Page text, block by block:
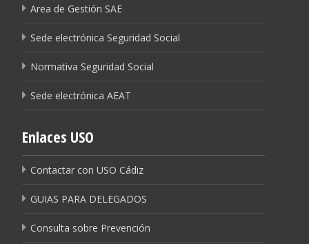
Area de Gestión SAE
Sede electrónica Seguridad Social
Normativa Seguridad Social
Sede electrónica AEAT
Enlaces USO
Contactar con USO Cádiz
GUIAS PARA DELEGADOS
Consulta sobre Prevención